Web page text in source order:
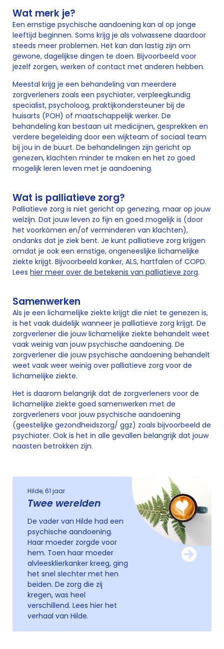
Wat merk je?
Een ernstige psychische aandoening kan al op jonge
leeftijd beginnen. Soms krijg je als volwassene daardoor
steeds meer problemen. Het kan dan lastig zijn om
gewone, dagelijkse dingen te doen. Bijvoorbeeld voor
jezelf zorgen, werken of contact met anderen hebben.
Meestal krijg je een behandeling van meerdere
zorgverleners zoals een psychiater, verpleegkundig
specialist, psycholoog, praktijkondersteuner bij de
huisarts (POH) of maatschappelijk werker. De
behandeling kan bestaan uit medicijnen, gesprekken en
verdere begeleiding door een wijkteam of sociaal team
bij jou in de buurt. De behandelingen zijn gericht op
genezen, klachten minder te maken en het zo goed
mogelijk leren leven met je aandoening.
Wat is palliatieve zorg?
Palliatieve zorg is niet gericht op genezing, maar op jouw
welzijn. Dat jouw leven zo fijn en goed mogelijk is (door
het voorkómen en/of verminderen van klachten),
ondanks dat je ziek bent. Je kunt palliatieve zorg krijgen
omdat je ook een ernstige, ongeneeslijke lichamelijke
ziekte krijgt. Bijvoorbeeld kanker, ALS, hartfalen of COPD.
Lees hier meer over de betekenis van palliatieve zorg.
Samenwerken
Als je een lichamelijke ziekte krijgt die niet te genezen is,
is het vaak duidelijk wanneer je palliatieve zorg krijgt. De
zorgverlener die jouw lichamelijke ziekte behandelt weet
vaak weinig van jouw psychische aandoening. De
zorgverlener die jouw psychische aandoening behandelt
weet vaak weer weinig over palliatieve zorg voor de
lichamelijke ziekte.
Het is daarom belangrijk dat de zorgverleners voor de
lichamelijke ziekte goed samenwerken met de
zorgverleners voor jouw psychische aandoening
(geestelijke gezondheidszorg/ ggz) zoals bijvoorbeeld de
psychiater. Ook is het in alle gevallen belangrijk dat jouw
naasten betrokken zijn.
Hilde, 61 jaar
Twee werelden
De vader van Hilde had een
psychische aandoening.
Haar moeder zorgde voor
hem. Toen haar moeder
alvleesklierkanker kreeg, ging
het snel slechter met hen
beiden. De zorg die zij
kregen, was heel
verschillend. Lees hier het
verhaal van Hilde.